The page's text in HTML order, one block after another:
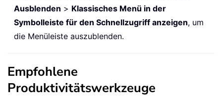
Ausblenden > Klassisches Menü in der
Symbolleiste für den Schnellzugriff anzeigen, um
die Menüleiste auszublenden.
Empfohlene
Produktivitätswerkzeuge